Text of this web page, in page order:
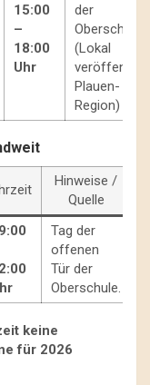
15:00
–
18:00
Uhr
der
Oberschule.
(Lokal
Plauen-
Region)
Hinweise /
Quelle
Tag der
offenen
Tür der
Oberschule.
keine
für 2026